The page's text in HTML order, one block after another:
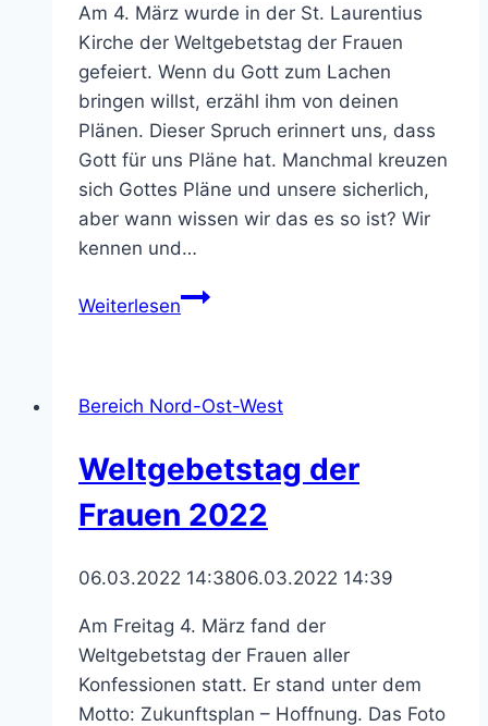
Am 4. März wurde in der St. Laurentius
Kirche der Weltgebetstag der Frauen
gefeiert. Wenn du Gott zum Lachen
bringen willst, erzähl ihm von deinen
Plänen. Dieser Spruch erinnert uns, dass
Gott für uns Pläne hat. Manchmal kreuzen
sich Gottes Pläne und unsere sicherlich,
aber wann wissen wir das es so ist? Wir
kennen und…
WeiterlesenWeltgebetstag
St.
Bereich Nord-Ost-West
Weltgebetstag der
Frauen 2022
06.03.2022 14:3806.03.2022 14:39
Am Freitag 4. März fand der
Weltgebetstag der Frauen aller
Konfessionen statt. Er stand unter dem
Motto: Zukunftsplan – Hoffnung. Das Foto